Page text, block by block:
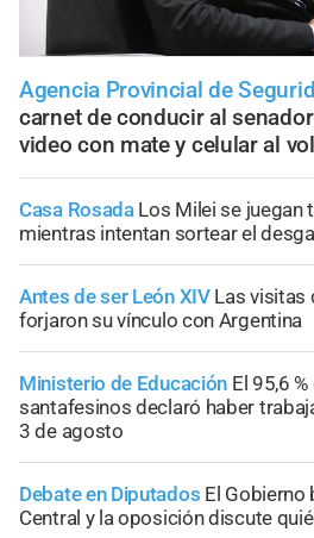
Agencia Provincial de
carnet de conducir al
video con mate y celular al
Casa Rosada Los Milei se juegan
mientras intentan sortear el
Antes de ser León XIV Las visitas
forjaron su vínculo con Argentina
Ministerio de Educación El 95,6
santafesinos declaró haber
3 de agosto
Debate en Diputados El Gobierno
Central y la oposición discute